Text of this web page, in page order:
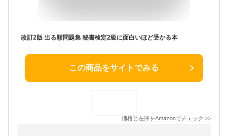
改訂2版 出る順問題集 秘書検定2級に面白いほど受かる本
この商品をサイトでみる
価格と在庫をAmazonでチェック >>